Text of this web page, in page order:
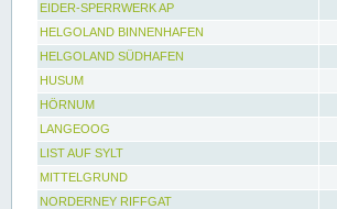
EIDER-SPERRWERK AP
HELGOLAND BINNENHAFEN
HELGOLAND SÜDHAFEN
HUSUM
HÖRNUM
LANGEOOG
LIST AUF SYLT
MITTELGRUND
NORDERNEY RIFFGAT